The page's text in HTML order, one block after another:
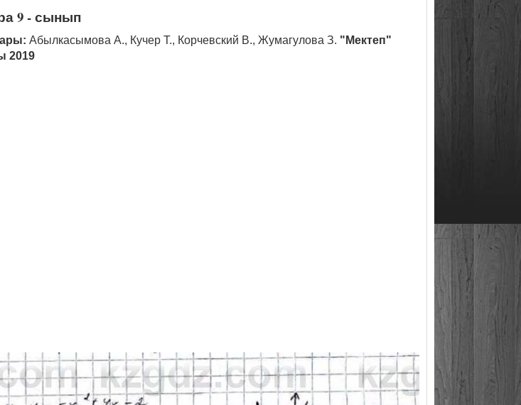
9 - сынып
Абылкасымова А., Кучер Т., Корчевский В., Жумагулова З. "Мектеп"
2019